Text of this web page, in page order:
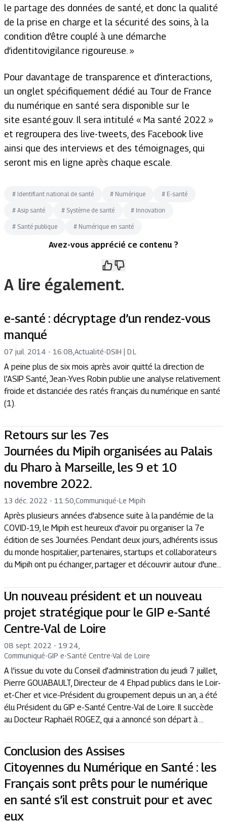
le partage des données de santé, et donc la qualité
de la prise en charge et la sécurité des soins, à la
condition d’être couplé à une démarche
d’identitovigilance rigoureuse. »
Pour davantage de transparence et d’interactions,
un onglet spécifiquement dédié au Tour de France
du numérique en santé sera disponible sur le
site esanté.gouv. Il sera intitulé « Ma santé 2022 »
et regroupera des live-tweets, des Facebook live
ainsi que des interviews et des témoignages, qui
seront mis en ligne après chaque escale.
# Identifiant national de santé # Numérique # E-santé
# Asip santé # Système de santé # Innovation
# Santé publique # Numérique en santé
Avez-vous apprécié ce contenu ?
A lire également.
e-santé : décryptage d’un rendez-vous
manqué
07 juil. 2014 - 16:08 Actualité-DSIH | D.L
A peine plus de six mois après avoir quitté la direction de
l’ASIP Santé, Jean-Yves Robin publie une analyse relativement
froide et distanciée des ratés français du numérique en santé
(1).
Retours sur les 7es
Journées du Mipih organisées au Palais
du Pharo à Marseille, les 9 et 10
novembre 2022.
13 déc. 2022 - 11:50 Communiqué-Le Mipih
Après plusieurs années d'absence suite à la pandémie de la
COVID-19, le Mipih est heureux d'avoir pu organiser la 7e
édition de ses Journées. Pendant deux jours, adhérents issus
du monde hospitalier, partenaires, startups et collaborateurs
du Mipih ont pu échanger, partager et découvrir autour d'une...
Un nouveau président et un nouveau
projet stratégique pour le GIP e-Santé
Centre-Val de Loire
08 sept. 2022 - 19:24
Communiqué-GIP e-Santé Centre-Val de Loire
A l’issue du vote du Conseil d’administration du jeudi 7 juillet,
Pierre GOUABAULT, Directeur de 4 Ehpad publics dans le Loir-
et-Cher et vice-Président du groupement depuis un an, a été
élu Président du GIP e-Santé Centre-Val de Loire. Il succède
au Docteur Raphaël ROGEZ, qui a annoncé son départ à ...
Conclusion des Assises
Citoyennes du Numérique en Santé : les
Français sont prêts pour le numérique
en santé s’il est construit pour et avec
eux